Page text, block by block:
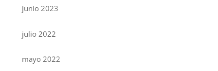
junio 2023
julio 2022
mayo 2022